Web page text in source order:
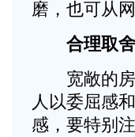
磨，也可从
合理取
宽敞的房
人以委屈感
感，要特别